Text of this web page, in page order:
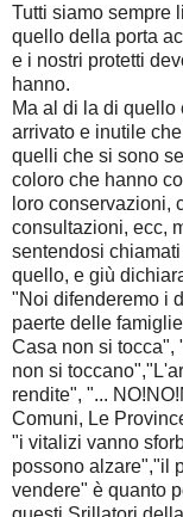
Tutti siamo sempre
quello della porta
e i nostri protetti
hanno.
Ma al di la di quello
arrivato e inutile
quelli che si sono
coloro che hanno
loro conservazioni,
consultazioni, ecc,
sentendosi
quello, e giù
"Noi difenderemo i
paerte delle
Casa non si tocca",
non si
rendite", "...
Comuni, Le
"i vitalizi vanno
possono alzare","il
vendere" è quanto